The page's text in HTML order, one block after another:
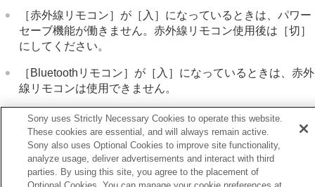
シリアル番号表示
プライバシー通知
認証マーク表示
設定の保存/読込
設定リセット
スマートフォンでできること
パソコンでできること
クラウドサービスを利用する
故障かな？と思ったら
［赤外線リモコン］ が ［入］ になっているときは、パワー
セーブ機能が働きません。赤外線リモコン使用後は ［切］
にしてください。
［Bluetoothリモコン］ が ［入］ になっているときは、赤外
線リモコンは使用できません。
オライトモード
次へ
Sony uses Strictly Necessary Cookies to operate this website.
These cookies are essential, and will always remain active.
Sony also uses Optional Cookies to improve site functionality,
analyze usage, deliver advertisements and interact with third
parties. By using this site, you agree to the placement of